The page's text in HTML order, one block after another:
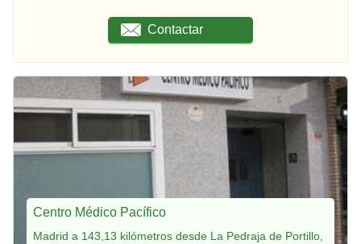
Contactar
Centro Médico Pacífico
Madrid a 143,13 kilómetros desde La Pedraja de Portillo,